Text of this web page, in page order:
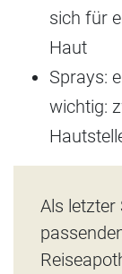
sich für
Haut
Sprays:
wichtig:
Als letzter